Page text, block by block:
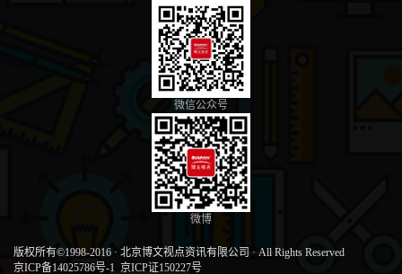
微信公众号
微博
版权所有©1998-2016 · 北京博文视点资讯有限公司 · All Rights Reserved
京ICP备14025786号-1 京ICP证150227号